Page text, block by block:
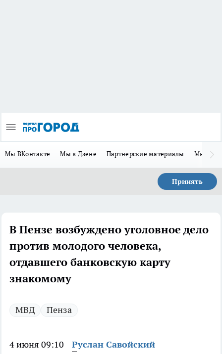
Мы ВКонтакте Мы в Дзене Партнерские материалы Мы в
Принять
В Пензе возбуждено уголовное дело
против молодого человека,
отдавшего банковскую карту
знакомому
МВД Пенза
4 июня 09:10 Руслан Савойский